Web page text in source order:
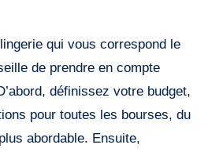
de prendre en compte
définissez votre budget,
pour toutes les bourses, du
abordable. Ensuite,